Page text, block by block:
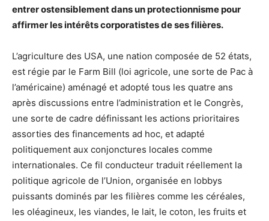
entrer ostensiblement dans un protectionnisme pour
affirmer les intérêts corporatistes de ses filières.
L’agriculture des USA, une nation composée de 52 états,
est régie par le Farm Bill (loi agricole, une sorte de Pac à
l’américaine) aménagé et adopté tous les quatre ans
après discussions entre l’administration et le Congrès,
une sorte de cadre définissant les actions prioritaires
assorties des financements ad hoc, et adapté
politiquement aux conjonctures locales comme
internationales. Ce fil conducteur traduit réellement la
politique agricole de l’Union, organisée en lobbys
puissants dominés par les filières comme les céréales,
les oléagineux, les viandes, le lait, le coton, les fruits et